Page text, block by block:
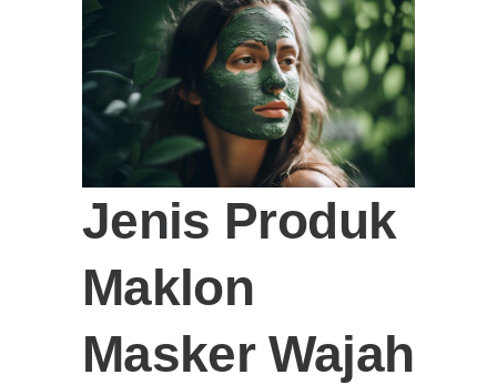
Jenis Produk
Maklon
Masker Wajah